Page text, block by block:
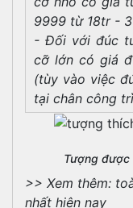
9999 từ 18tr -
- Đối với đúc
cỡ lớn có giá
(tùy vào việc
tại chân công
Tượng được
>> Xem thêm:
nhất hiện nay